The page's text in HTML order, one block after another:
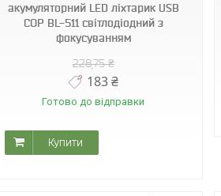
акумуляторний LED ліхтарик USB
COP BL-511 світлодіодний з
фокусуванням
228,75 ₴
183 ₴
Готово до відправки
Купити